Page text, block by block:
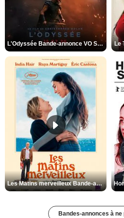
L'Odyssée Bande-annonce VO STFR Le
Les Matins merveilleux Bande-annonce VF
Bandes-annonces à